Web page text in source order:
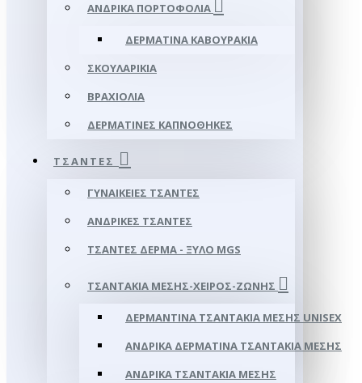
ΑΝΔΡΙΚΆ ΠΟΡΤΟΦΌΛΙΑ
ΔΕΡΜΆΤΙΝΑ ΚΑΒΟΥΡΆΚΙΑ
ΣΚΟΥΛΑΡΊΚΙΑ
ΒΡΑΧΙΌΛΙΑ
ΔΕΡΜΆΤΙΝΕΣ ΚΑΠΝΟΘΉΚΕΣ
ΤΣΆΝΤΕΣ
ΓΥΝΑΙΚΕΊΕΣ ΤΣΆΝΤΕΣ
ΑΝΔΡΙΚΈΣ ΤΣΆΝΤΕΣ
ΤΣΆΝΤΕΣ ΔΈΡΜΑ - ΞΎΛΟ MGS
ΤΣΑΝΤΆΚΙΑ ΜΈΣΗΣ-ΧΕΙΡΌΣ-ΖΏΝΗΣ
ΔΕΡΜΆΝΤΙΝΑ ΤΣΑΝΤΆΚΙΑ ΜΈΣΗΣ UNISEX
ΑΝΔΡΙΚΆ ΔΕΡΜΆΤΙΝΑ ΤΣΑΝΤΆΚΙΑ ΜΈΣΗΣ
ΑΝΔΡΙΚΆ ΤΣΑΝΤΆΚΙΑ ΜΈΣΗΣ